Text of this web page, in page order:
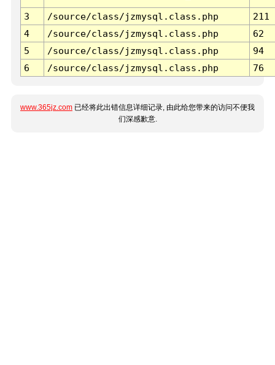
3 /source/class/jzmysql.class.php
211
4
/source/class/jzmysql.class.php
62
5
/source/class/jzmysql.class.php
94
6
/source/class/jzmysql.class.php 76
www.365jz.com 已经将此出错信息详细记录, 由此给您带来的访问不便我
们深感歉意.